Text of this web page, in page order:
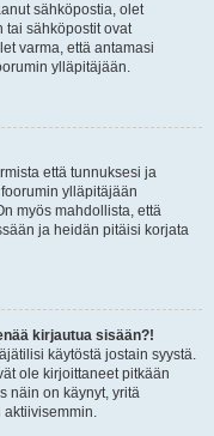
sähköpostia, olet
tai sähköpostit ovat
varma, että antamasi
ylläpitäjään.
että tunnuksesi ja
ylläpitäjään
myös mahdollista, että
ja heidän pitäisi korjata
kirjautua sisään?!
käytöstä jostain syystä.
ole kirjoittaneet pitkään
näin on käynyt, yritä